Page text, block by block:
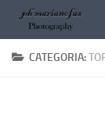
Salta al
CATEGORIA: